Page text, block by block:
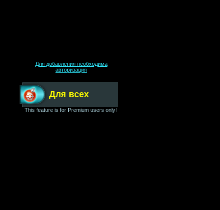
Для добавления необходима
авторизация
Для всех
This feature is for Premium users only!